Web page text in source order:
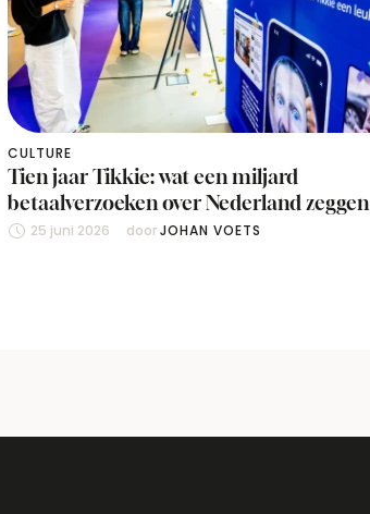
CULTURE
Tien jaar Tikkie: wat een miljard
betaalverzoeken over Nederland zeggen
25 juni 2026 door JOHAN VOETS